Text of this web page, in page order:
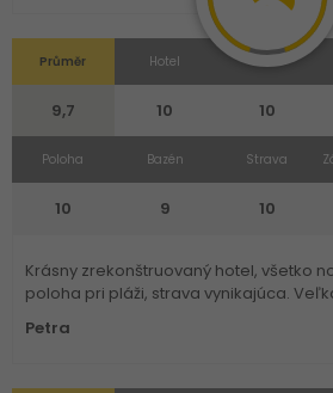
Průměr
9,7
Hotel
10
Izba
10
Poloha
10
Bazén
9
Strava
10
Krásny zrekonštruovaný hotel, všetko
poloha pri pláži, strava vynikajúca.
Petra